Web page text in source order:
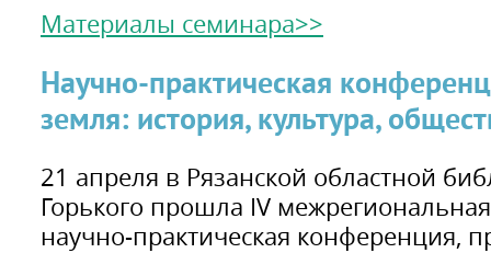
Материалы семинара>>
Научно-практическая
земля: история, культура,
21 апреля в Рязанской областной
Горького прошла IV
научно-практическая конференция,